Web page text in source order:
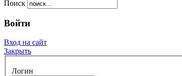
Поиск
Войти
Вход на сайт
Закрыть
Логин